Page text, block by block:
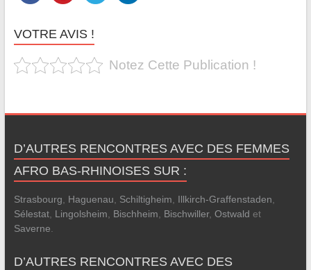
VOTRE AVIS !
Notez Cette Publication !
D’AUTRES RENCONTRES AVEC DES FEMMES
AFRO BAS-RHINOISES SUR :
Strasbourg Haguenau Schiltigheim Illkirch-Graffenstaden
Sélestat, Lingolsheim Bischheim Bischwiller, Ostwald et
Saverne
D’AUTRES RENCONTRES AVEC DES